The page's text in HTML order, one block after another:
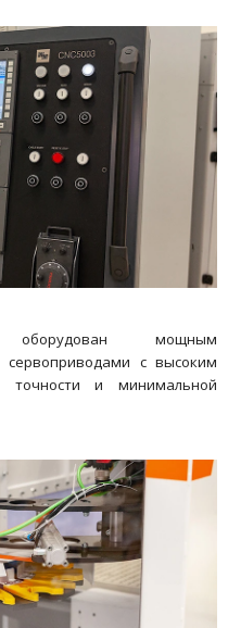
мощным
с высоким
точности и минимальной